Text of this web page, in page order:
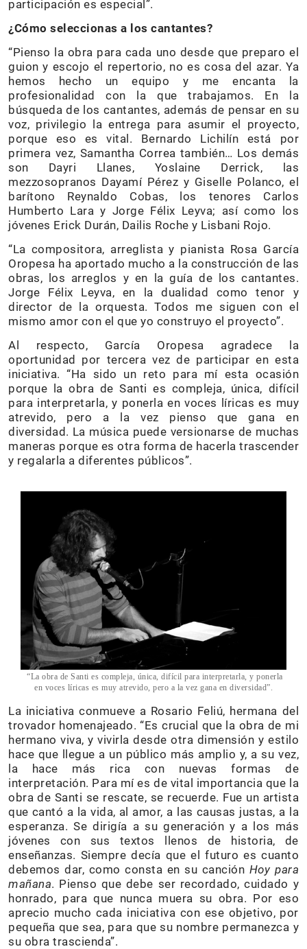
participación es especial”.
¿Cómo seleccionas a los cantantes?
“Pienso la obra para cada uno desde que preparo el
guion y escojo el repertorio, no es cosa del azar. Ya
hemos hecho un equipo y me encanta la
profesionalidad con la que trabajamos. En la
búsqueda de los cantantes, además de pensar en su
voz, privilegio la entrega para asumir el proyecto,
porque eso es vital. Bernardo Lichilín está por
primera vez, Samantha Correa también… Los demás
son Dayri Llanes, Yoslaine Derrick, las
mezzosopranos Dayamí Pérez y Giselle Polanco, el
barítono Reynaldo Cobas, los tenores Carlos
Humberto Lara y Jorge Félix Leyva; así como los
jóvenes Erick Durán, Dailis Roche y Lisbani Rojo.
“La compositora, arreglista y pianista Rosa García
Oropesa ha aportado mucho a la construcción de las
obras, los arreglos y en la guía de los cantantes.
Jorge Félix Leyva, en la dualidad como tenor y
director de la orquesta. Todos me siguen con el
mismo amor con el que yo construyo el proyecto”.
Al respecto, García Oropesa agradece la
oportunidad por tercera vez de participar en esta
iniciativa. “Ha sido un reto para mí esta ocasión
porque la obra de Santi es compleja, única, difícil
para interpretarla, y ponerla en voces líricas es muy
atrevido, pero a la vez pienso que gana en
diversidad. La música puede versionarse de muchas
maneras porque es otra forma de hacerla trascender
y regalarla a diferentes públicos”.
“La obra de Santi es compleja, única, difícil para interpretarla, y ponerla
en voces líricas es muy atrevido, pero a la vez gana en diversidad”.
La iniciativa conmueve a Rosario Feliú, hermana del
trovador homenajeado. “Es crucial que la obra de mi
hermano viva, y vivirla desde otra dimensión y estilo
hace que llegue a un público más amplio y, a su vez,
la hace más rica con nuevas formas de
interpretación. Para mí es de vital importancia que la
obra de Santi se rescate, se recuerde. Fue un artista
que cantó a la vida, al amor, a las causas justas, a la
esperanza. Se dirigía a su generación y a los más
jóvenes con sus textos llenos de historia, de
enseñanzas. Siempre decía que el futuro es cuanto
debemos dar, como consta en su canción Hoy para
mañana. Pienso que debe ser recordado, cuidado y
honrado, para que nunca muera su obra. Por eso
aprecio mucho cada iniciativa con ese objetivo, por
pequeña que sea, para que su nombre permanezca y
su obra trascienda”.